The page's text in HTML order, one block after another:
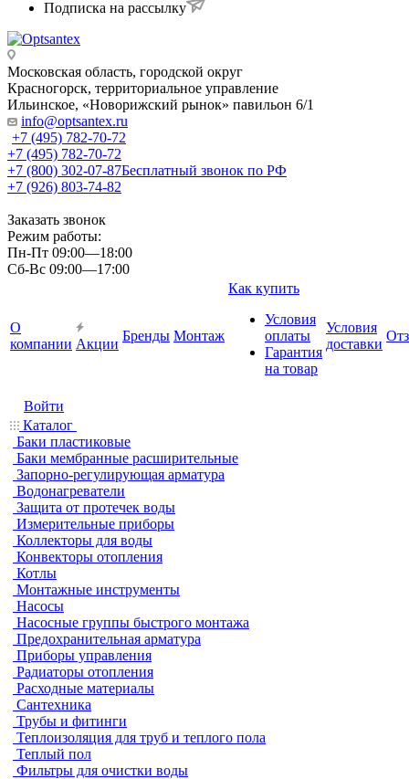
Подписка на рассылку
Московская область, городской округ
Красногорск, территориальное управление
Ильинское, «Новорижский рынок» павильон 6/1
info@optsantex.ru
+7 (495) 782-70-72
+7 (495) 782-70-72
+7 (800) 302-07-87Бесплатный звонок по РФ
+7 (926) 803-74-82
Заказать звонок
Режим работы:
Пн-Пт 09:00—18:00
Сб-Вс 09:00—17:00
О
компании Акции
Бренды Монтаж
Как купить
Условия
оплаты
Гарантия
на товар
Условия
доставки
Войти
Каталог
Баки пластиковые
Баки мембранные расширительные
Запорно-регулирующая арматура
Водонагреватели
Защита от протечек воды
Измерительные приборы
Коллекторы для воды
Конвекторы отопления
Котлы
Монтажные инструменты
Насосы
Насосные группы быстрого монтажа
Предохранительная арматура
Приборы управления
Радиаторы отопления
Расходные материалы
Сантехника
Трубы и фитинги
Теплоизоляция для труб и теплого пола
Теплый пол
Фильтры для очистки воды